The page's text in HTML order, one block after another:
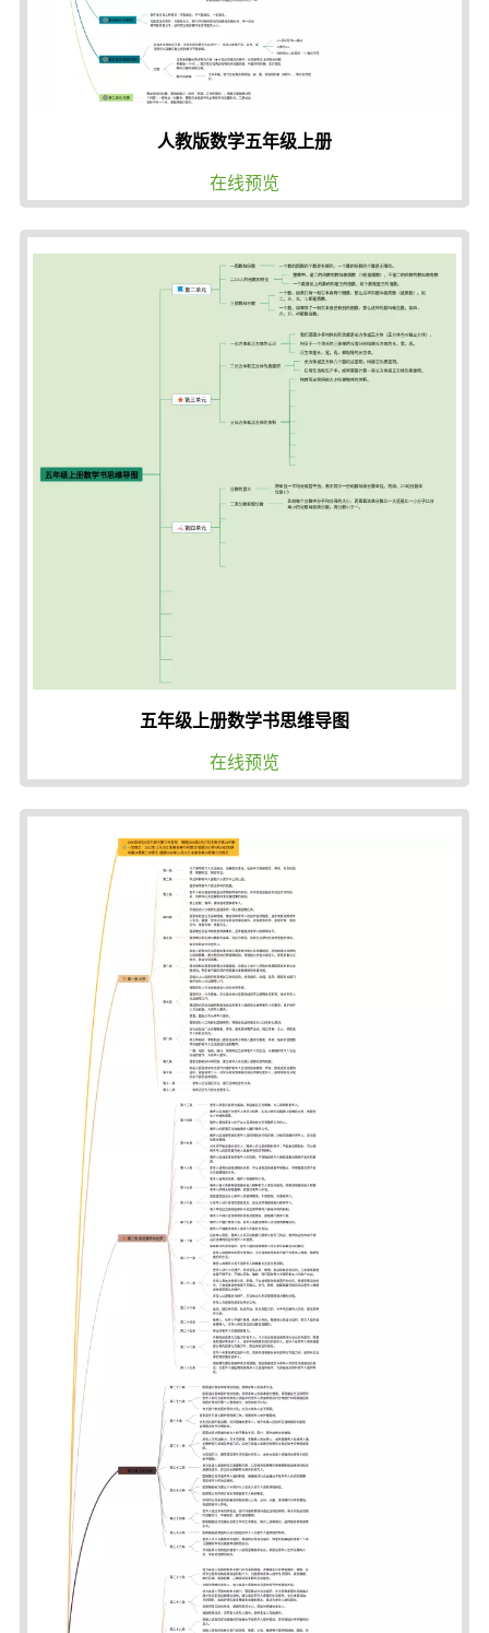
人教版数学五年级上册
在线预览
五年级上册数学书思维导图
在线预览